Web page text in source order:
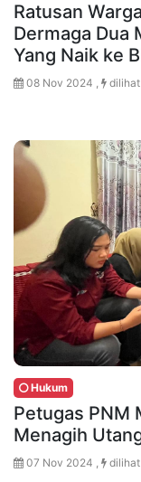
Ratusan
Dermaga Dua
Yang Naik ke
08 Nov 2024 ,
Hukum
Petugas PNM
Menagih
07 Nov 2024 ,